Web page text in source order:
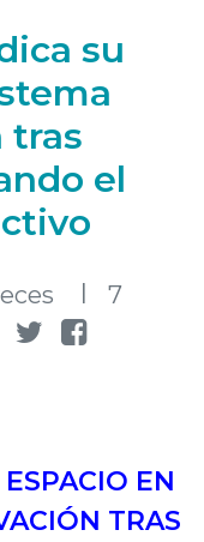
su
tras
el
l
7
EN
TRAS